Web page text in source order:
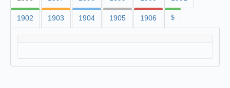
1902 1903 1904 1905 1906 $